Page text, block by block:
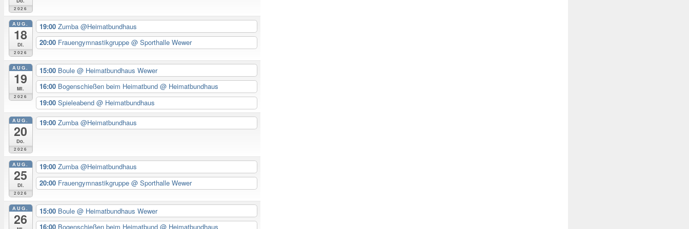
2026
AUG.
18
Di.
2026
19:00 Zumba @Heimatbundhaus
20:00 Frauengymnastikgruppe @ Sporthalle Wewer
AUG.
19
Mi.
2026
15:00 Boule @ Heimatbundhaus Wewer
16:00 Bogenschießen beim Heimatbund @ Heimatbundhaus
19:00 Spieleabend @ Heimatbundhaus
AUG.
20
Do.
2026
19:00 Zumba @Heimatbundhaus
AUG.
25
Di.
2026
19:00 Zumba @Heimatbundhaus
20:00 Frauengymnastikgruppe @ Sporthalle Wewer
AUG.
26
15:00 Boule @ Heimatbundhaus Wewer
16:00 Bogenschießen beim Heimatbund @ Heimatbundhaus